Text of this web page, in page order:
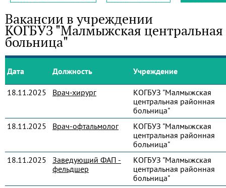
Вакансии в учреждении
КОГБУЗ "Малмыжская центральная
больница"
Дата Должность Учреждение
18.11.2025 Врач-хирург
КОГБУЗ "Малмыжская
центральная районная
больница"
18.11.2025
Врач-офтальмолог
КОГБУЗ "Малмыжская
центральная районная
больница"
18.11.2025
Заведующий ФАП -
фельдшер
КОГБУЗ "Малмыжская
центральная районная
больница"